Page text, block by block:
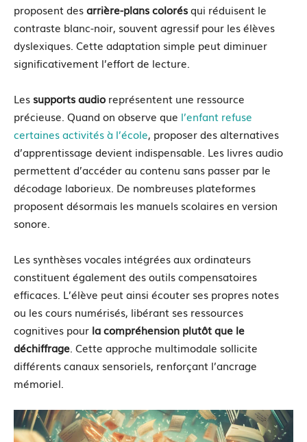
proposent desarrière-plans colorésqui réduisent le
contraste blanc-noir, souvent agressif pour les élèves
dyslexiques. Cette adaptation simple peut diminuer
significativement l’effort de lecture.
Les supports audio représentent une ressource
précieuse. Quand on observe que l’enfant refuse
certaines activités à l’école, proposer des alternatives
d’apprentissage devient indispensable. Les livres audio
permettent d’accéder au contenu sans passer par le
décodage laborieux. De nombreuses plateformes
proposent désormais les manuels scolaires en version
sonore.
Les synthèses vocales intégrées aux ordinateurs
constituent également des outils compensatoires
efficaces. L’élève peut ainsi écouter ses propres notes
ou les cours numérisés, libérant ses ressources
cognitives pour la compréhension plutôt que le
déchiffrage. Cette approche multimodale sollicite
différents canaux sensoriels, renforçant l’ancrage
mémoriel.